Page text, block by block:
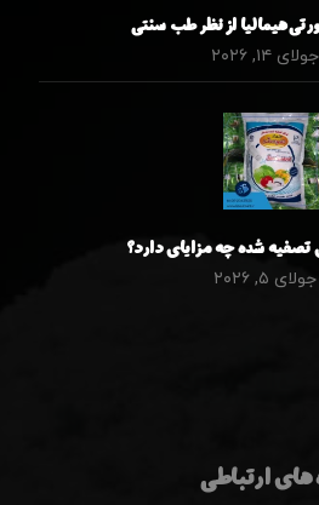
هیمالیا از نظر طب سنتی
جولای ۱۴, ۲۰۲۶
شده چه مزایای دارد؟
جولای ۵, ۲۰۲۶
های ارتباطی